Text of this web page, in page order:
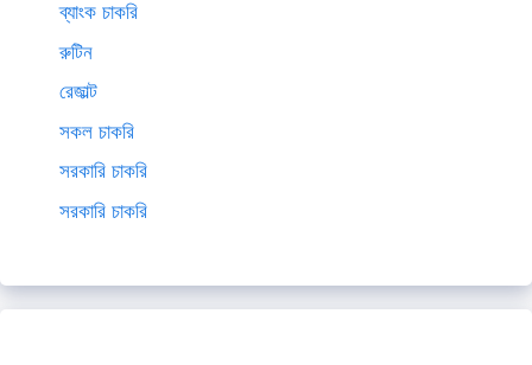
ব্যাংক চাকরি
রুটিন
রেজাল্ট
সকল চাকরি
সরকারি চাকরি
সরকারি চাকরি